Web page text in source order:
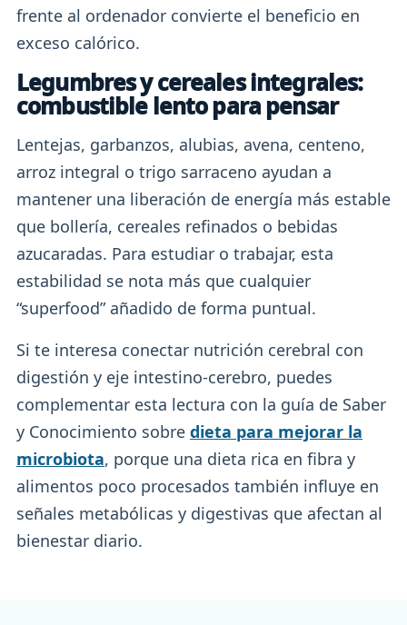
frente al ordenador convierte el beneficio en
exceso calórico.
Legumbres y cereales integrales:
combustible lento para pensar
Lentejas, garbanzos, alubias, avena, centeno,
arroz integral o trigo sarraceno ayudan a
mantener una liberación de energía más estable
que bollería, cereales refinados o bebidas
azucaradas. Para estudiar o trabajar, esta
estabilidad se nota más que cualquier
“superfood” añadido de forma puntual.
Si te interesa conectar nutrición cerebral con
digestión y eje intestino-cerebro, puedes
complementar esta lectura con la guía de Saber
y Conocimiento sobre dieta para mejorar la
microbiota, porque una dieta rica en fibra y
alimentos poco procesados también influye en
señales metabólicas y digestivas que afectan al
bienestar diario.